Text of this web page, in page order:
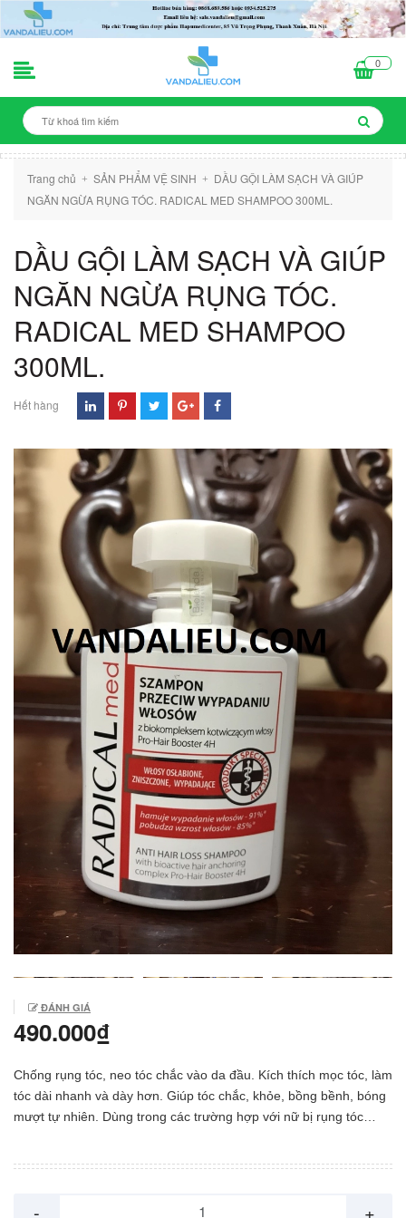
0
Trang chủ + SẢN PHẨM VỆ SINH +
DẦU GỘI LÀM SẠCH VÀ GIÚP
NGĂN NGỪA RỤNG TÓC. RADICAL MED SHAMPOO 300ML.
DẦU GỘI LÀM SẠCH VÀ GIÚP
NGĂN NGỪA RỤNG TÓC.
RADICAL MED SHAMPOO
300ML.
Hết hàng
ĐÁNH GIÁ
490.000₫
Chống rụng tóc, neo tóc chắc vào da đầu. Kích thích mọc tóc, làm
tóc dài nhanh và dày hơn. Giúp tóc chắc, khỏe, bồng bềnh, bóng
mượt tự nhiên. Dùng trong các trường hợp với nữ bị rụng tóc
- +